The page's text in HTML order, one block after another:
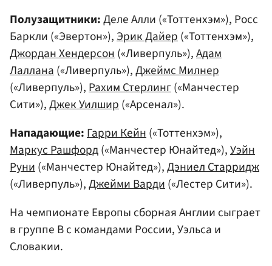
Полузащитники:Деле Алли («Тоттенхэм»), Росс
Баркли («Эвертон»),Эрик Дайер(«Тоттенхэм»),
Джордан Хендерсон(«Ливерпуль»),Адам
Лаллана(«Ливерпуль»),Джеймс Милнер
(«Ливерпуль»),Рахим Стерлинг(«Манчестер
Сити»),Джек Уилшир(«Арсенал»).
Нападающие:Гарри Кейн(«Тоттенхэм»),
Маркус Рашфорд(«Манчестер Юнайтед»),Уэйн
Руни(«Манчестер Юнайтед»),Дэниел Старридж
(«Ливерпуль»),Джейми Варди(«Лестер Сити»).
На чемпионате Европы сборная Англии сыграет
в группе B с командами России, Уэльса и
Словакии.